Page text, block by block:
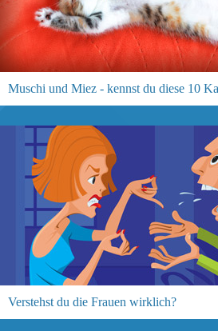
Muschi und Miez - kennst du diese 10
Verstehst du die Frauen wirklich?